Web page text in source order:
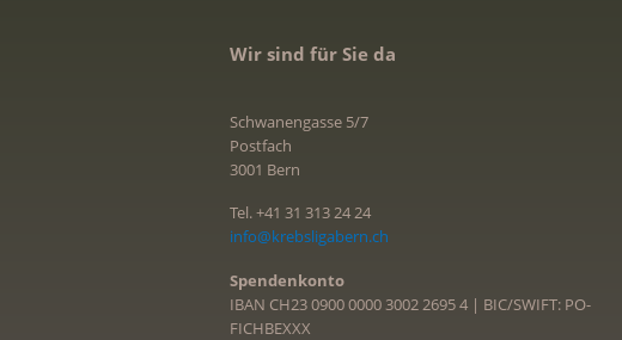
Wir sind für Sie da
Schwanengasse 5/7
Postfach
3001 Bern
Tel. +41 31 313 24 24
info@krebsligabern.ch
Spendenkonto
IBAN CH23 0900 0000 3002 2695 4 | BIC/SWIFT: PO-
FICHBEXXX